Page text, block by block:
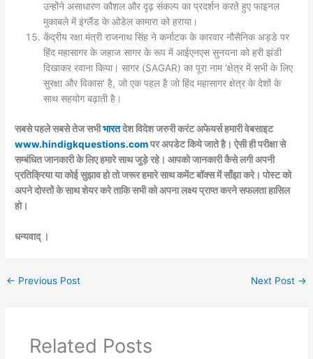
उन्होंने असाधारण कौशल और दृढ़ संकल्प का प्रदर्शन करते हुए फाइनल
मुकाबले में इंग्लैंड के ओडेल कामारा को हराया।
केंद्रीय रक्षा मंत्री राजनाथ सिंह ने कर्नाटक के कारवार नौसैनिक अड्डे पर
हिंद महासागर के जहाज सागर के रूप में आईएनएस सुनयना को हरी झंडी
दिखाकर रवाना किया। सागर (SAGAR) का पूरा नाम ‘क्षेत्र में सभी के लिए
सुरक्षा और विकास’ है, जो एक पहल है जो हिंद महासागर क्षेत्र के देशों के
साथ सहयोग बढ़ाती है।
सबसे पहले सबसे तेज सभीभारतदेश विदेश जरुरी करंट अफेयर्स हमारी वेबसाइट
www.hindigkquestions.comपर अपडेट किये जाते है। ऐसी ही परीक्षा से
सम्बंधित जानकारी के लिए हमारे साथ जुड़े रहे। आपको जानकारी कैसे लगी अपनी
प्रतिक्रिया या कोई सुझाव हो तो जरूर हमारे साथ कमेंट बॉक्स में साँझा करे। पोस्ट को
अपने दोस्तों के साथ शेयर करे ताकि सभी को अपना लक्ष्य प्राप्त करने सफलता हासिल
हो।
धन्यवाद् ।
← Previous Post Next Post →
Related Posts